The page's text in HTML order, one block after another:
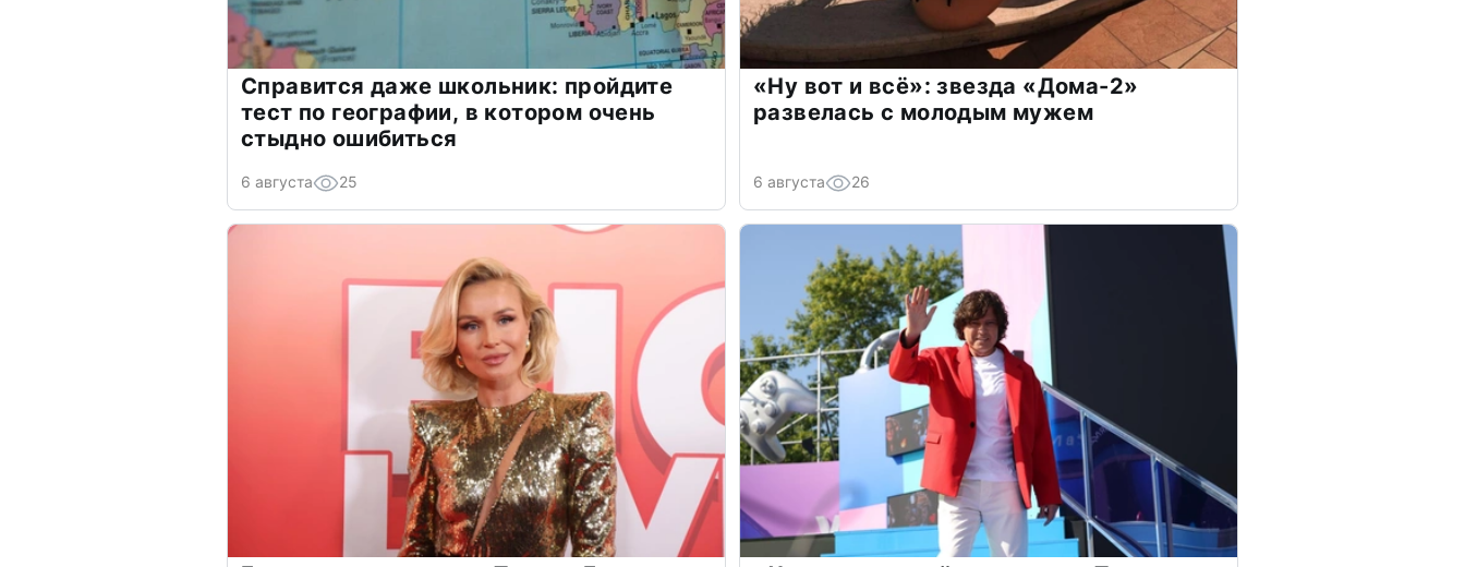
Справится даже школьник: пройдите
тест по географии, в котором очень
стыдно ошибиться
6 августа 25
«Ну вот и всё»: звезда «Дома-2»
развелась с молодым мужем
6 августа 26